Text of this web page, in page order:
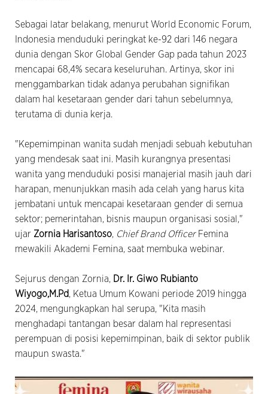
Sebagai latar belakang, menurut World Economic Forum,
Indonesia menduduki peringkat ke-92 dari 146 negara
dunia dengan Skor Global Gender Gap pada tahun 2023
mencapai 68,4% secara keseluruhan. Artinya, skor ini
menggambarkan tidak adanya perubahan signifikan
dalam hal kesetaraan gender dari tahun sebelumnya,
terutama di dunia kerja.
"Kepemimpinan wanita sudah menjadi sebuah kebutuhan
yang mendesak saat ini. Masih kurangnya presentasi
wanita yang menduduki posisi manajerial masih jauh dari
harapan, menunjukkan masih ada celah yang harus kita
jembatani untuk mencapai kesetaraan gender di semua
sektor; pemerintahan, bisnis maupun organisasi sosial,"
ujar Zornia Harisantoso, Chief Brand Officer Femina
mewakili Akademi Femina, saat membuka webinar.
Sejurus dengan Zornia, Dr. Ir. Giwo Rubianto
Wiyogo,M.Pd, Ketua Umum Kowani periode 2019 hingga
2024, mengungkapkan hal serupa, "Kita masih
menghadapi tantangan besar dalam hal representasi
perempuan di posisi kepemimpinan, baik di sektor publik
maupun swasta."